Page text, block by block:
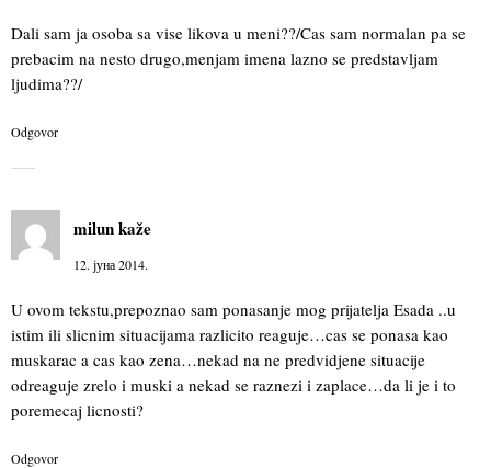
Dali sam ja osoba sa vise likova u meni??/Cas sam normalan pa se
prebacim na nesto drugo,menjam imena lazno se predstavljam
ljudima??/
Odgovor
milunkaže
12. јуна 2014.
U ovom tekstu,prepoznao sam ponasanje mog prijatelja Esada ..u
istim ili slicnim situacijama razlicito reaguje…cas se ponasa kao
muskarac a cas kao zena…nekad na ne predvidjene situacije
odreaguje zrelo i muski a nekad se raznezi i zaplace…da li je i to
poremecaj licnosti?
Odgovor